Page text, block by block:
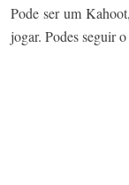
Pode ser um
jogar. Podes seguir